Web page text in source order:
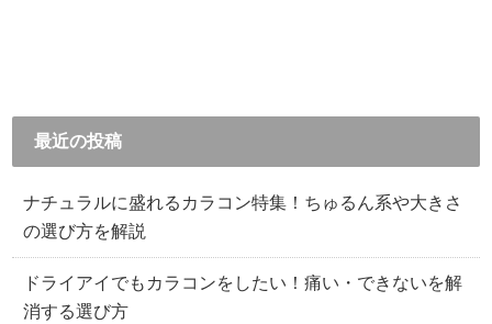
最近の投稿
ナチュラルに盛れるカラコン特集！ちゅるん系や大きさ
の選び方を解説
ドライアイでもカラコンをしたい！痛い・できないを解
消する選び方